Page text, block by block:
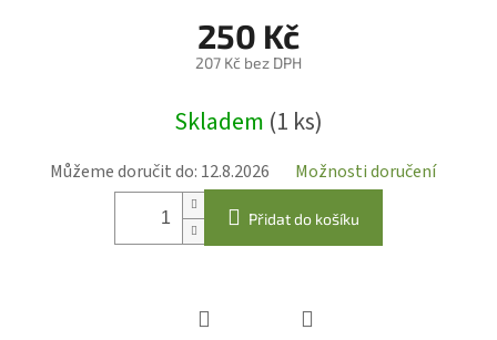
250 Kč
207 Kč bez DPH
cena:
Skladem (1 ks)
Můžeme doručit do: 12.8.2026 Možnosti doručení
Přidat do košíku